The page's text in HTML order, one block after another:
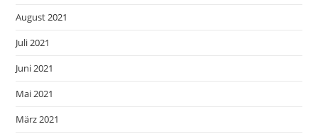
August 2021
Juli 2021
Juni 2021
Mai 2021
März 2021